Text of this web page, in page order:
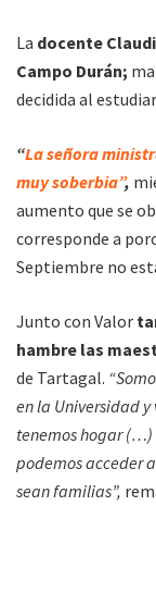
La docente
Campo Durán;
decidida al
“La señora
muy soberbia”,
aumento que se
corresponde a
Septiembre no
Junto con Valor
hambre las
de Tartagal.
en la Universidad y
tenemos hogar
podemos acceder
sean familias”,